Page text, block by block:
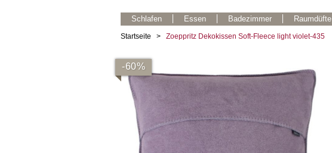
Schlafen Essen Badezimmer Raumdüfte
Startseite > Zoeppritz Dekokissen Soft-Fleece light violet-435
-60%